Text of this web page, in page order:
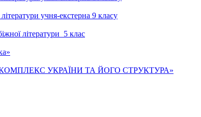
учня-екстерна 9 класу
літератури 5 клас
УКРАЇНИ ТА ЙОГО СТРУКТУРА»